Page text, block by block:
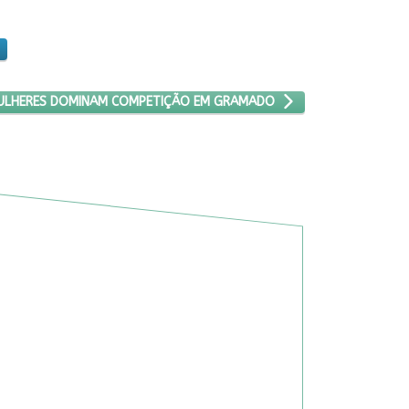
ARTIGO: MULHERES DOMINAM COMPETIÇÃO EM GRAMADO
DOMINAM COMPETIÇÃO EM GRAMADO